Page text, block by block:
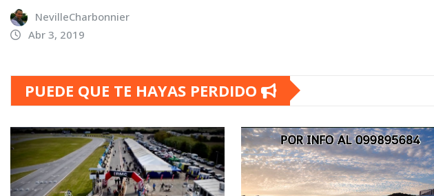
NevilleCharbonnier
Abr 3, 2019
PUEDE QUE TE HAYAS PERDIDO